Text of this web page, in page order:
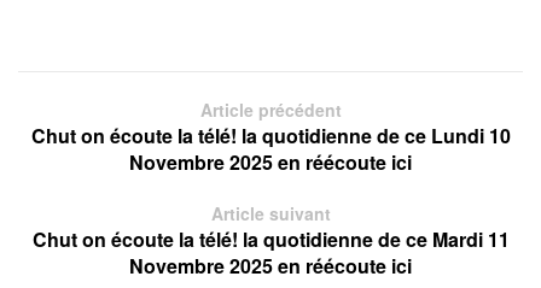
Article précédent
Chut on écoute la télé! la quotidienne de ce Lundi 10
Novembre 2025 en réécoute ici
Article suivant
Chut on écoute la télé! la quotidienne de ce Mardi 11
Novembre 2025 en réécoute ici